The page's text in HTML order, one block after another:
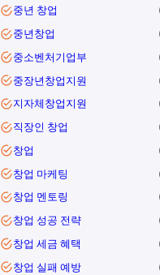
중년 창업
중년창업
중소벤처기업부
중장년창업지원
지자체창업지원
직장인 창업
창업
창업 마케팅
창업 멘토링
창업 성공 전략
창업 세금 혜택
창업 실패 예방